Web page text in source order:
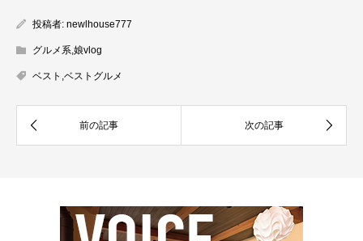
投稿者: newlhouse777
グルメ系,娘vlog
ベスト ,ベストグルメ